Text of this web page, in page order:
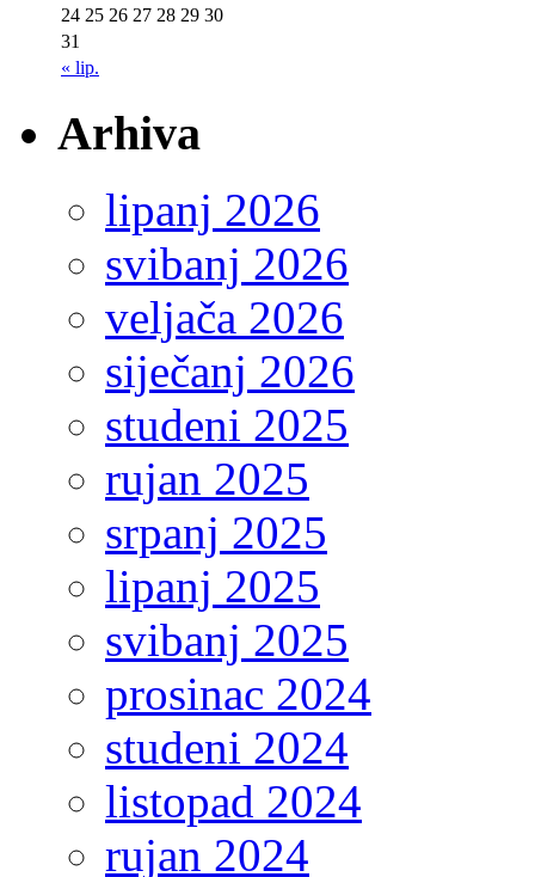
« lip.
24 25 26 27 28 29 30
31
Arhiva
lipanj 2026
svibanj 2026
veljača 2026
siječanj 2026
studeni 2025
rujan 2025
srpanj 2025
lipanj 2025
svibanj 2025
prosinac 2024
studeni 2024
listopad 2024
rujan 2024